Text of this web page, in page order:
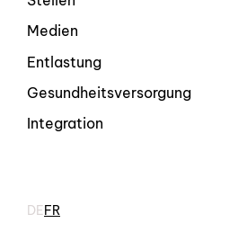
Medien
Entlastung
Gesundheitsversorgung
Integration
DEFR